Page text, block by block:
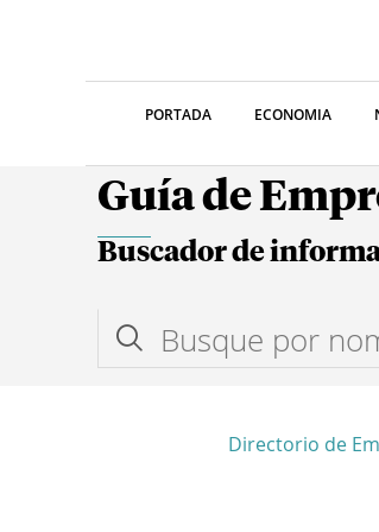
PORTADA ECONOMIA
Guía de
Buscador de
Directorio de